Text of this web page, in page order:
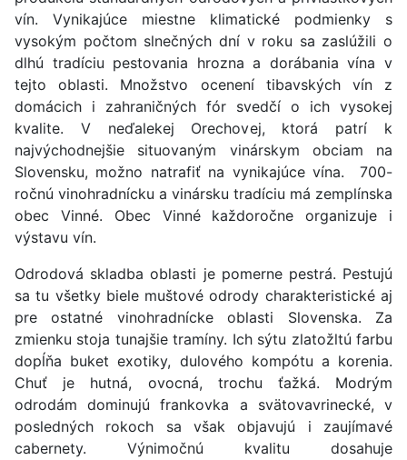
vín. Vynikajúce miestne klimatické podmienky s
vysokým počtom slnečných dní v roku sa zaslúžili o
dlhú tradíciu pestovania hrozna a dorábania vína v
tejto oblasti. Množstvo ocenení tibavských vín z
domácich i zahraničných fór svedčí o ich vysokej
kvalite. V neďalekej Orechovej, ktorá patrí k
najvýchodnejšie situovaným vinárskym obciam na
Slovensku, možno natrafiť na vynikajúce vína. 700-
ročnú vinohradnícku a vinársku tradíciu má zemplínska
obec Vinné. Obec Vinné každoročne organizuje i
výstavu vín.
Odrodová skladba oblasti je pomerne pestrá. Pestujú
sa tu všetky biele muštové odrody charakteristické aj
pre ostatné vinohradnícke oblasti Slovenska. Za
zmienku stoja tunajšie tramíny. Ich sýtu zlatožltú farbu
dopĺňa buket exotiky, dulového kompótu a korenia.
Chuť je hutná, ovocná, trochu ťažká. Modrým
odrodám dominujú frankovka a svätovavrinecké, v
posledných rokoch sa však objavujú i zaujímavé
cabernety. Výnimočnú kvalitu dosahuje